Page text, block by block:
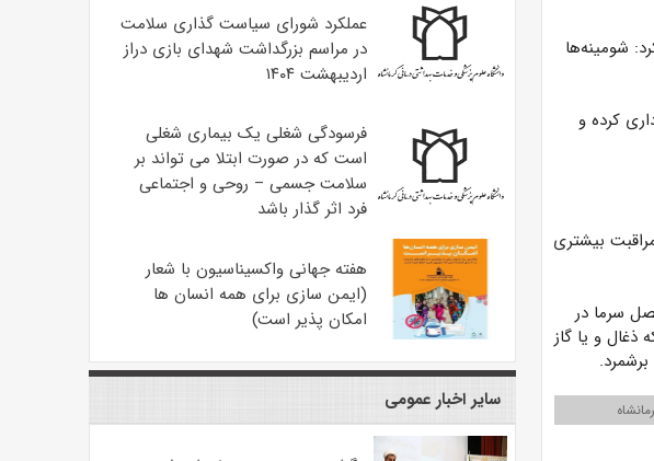
شومینه‌ها
کرده و
بیشتری
سرما در
ذغال و یا گاز
عملکرد شورای سیاست گذاری سلامت
در مراسم بزرگداشت شهدای بازی دراز
اردیبهشت ۱۴۰۴
فرسودگی شغلی یک بیماری شغلی
است که در صورت ابتلا می تواند بر
سلامت جسمی – روحی و اجتماعی
فرد اثر گذار باشد
هفته جهانی واکسیناسیون با شعار
(ایمن سازی برای همه انسان ها
امکان پذیر است)
سایر اخبار عمومی